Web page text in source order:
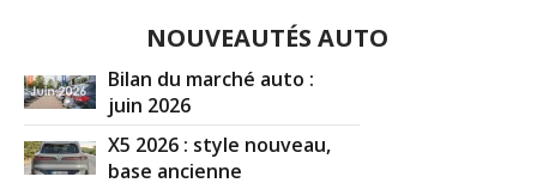
NOUVEAUTÉS AUTO
Bilan du marché auto :
juin 2026
X5 2026 : style nouveau,
base ancienne